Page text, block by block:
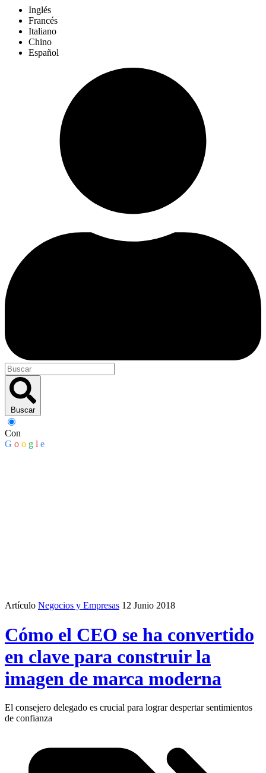
Inglés
Francés
Italiano
Chino
Español
Buscar
Con
G o o g l e
Artículo Negocios y Empresas 12 Junio 2018
Cómo el CEO se ha convertido
en clave para construir la
imagen de marca moderna
El consejero delegado es crucial para lograr despertar sentimientos
de confianza